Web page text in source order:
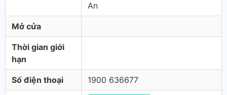
An
Mở cửa
Thời gian giới
hạn
Số điện thoại 1900 636677